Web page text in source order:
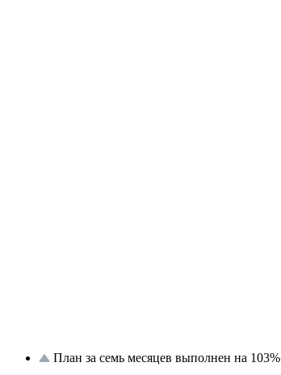
План за семь месяцев выполнен на 103%